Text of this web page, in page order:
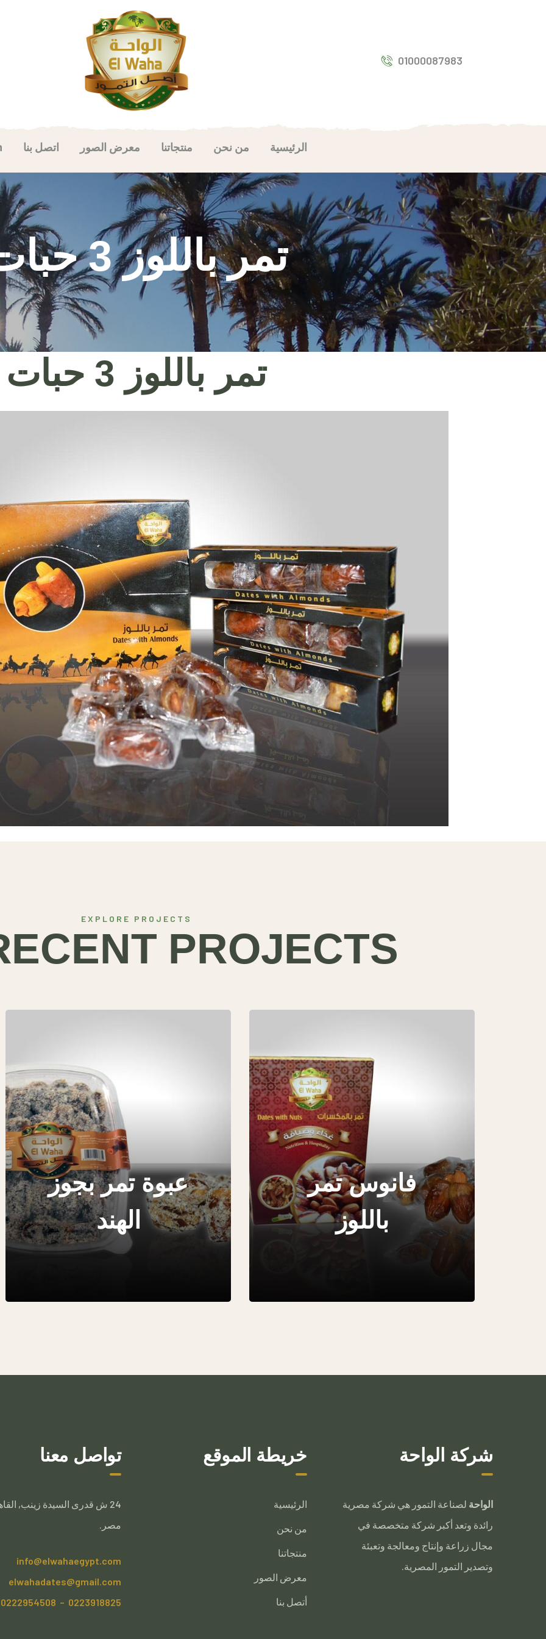
01000087983
الرئيسية من نحن منتجاتنا معرض الصور اتصل بنا
تمر باللوز 3 حبات
تمر باللوز 3 حبات
EXPLORE PROJECTS
PROJECTS
عبوة تمر بجوز
الهند
فانوس تمر
باللوز
شركة الواحة
الواحة لصناعة التمور هي شركة مصرية
رائدة وتعد أكبر شركة متخصصة في
مجال زراعة وإنتاج ومعالجة وتعبئة
وتصدير التمور المصرية.
خريطة الموقع
الرئيسية
من نحن
منتجاتنا
معرض الصور
أتصل بنا
تواصل معنا
24 ش قدرى السيدة زينب,
مصر.
info@elwahaegypt.com
elwahadates@gmail.com
0223918825 – 0222954508